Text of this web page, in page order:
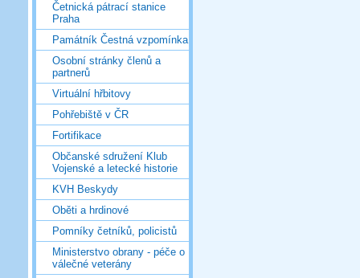
Četnická pátrací stanice
Praha
Památník Čestná vzpomínka
Osobní stránky členů a
partnerů
Virtuální hřbitovy
Pohřebiště v ČR
Fortifikace
Občanské sdružení Klub
Vojenské a letecké historie
KVH Beskydy
Oběti a hrdinové
Pomníky četníků, policistů
Ministerstvo obrany - péče o
válečné veterány